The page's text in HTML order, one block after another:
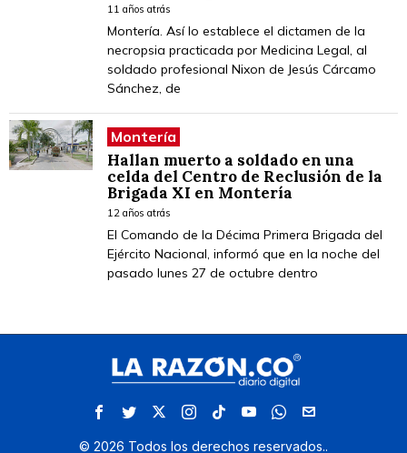
11 años atrás
Montería. Así lo establece el dictamen de la
necropsia practicada por Medicina Legal, al
soldado profesional Nixon de Jesús Cárcamo
Sánchez, de
Montería
Hallan muerto a soldado en una
celda del Centro de Reclusión de la
Brigada XI en Montería
12 años atrás
El Comando de la Décima Primera Brigada del
Ejército Nacional, informó que en la noche del
pasado lunes 27 de octubre dentro
© 2026 Todos los derechos reservados..